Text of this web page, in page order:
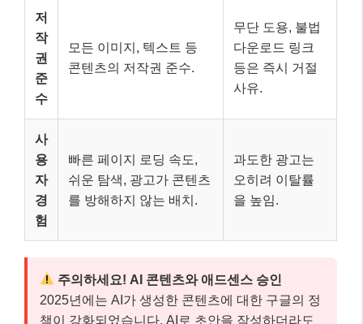
저
작
권
준
수
모든 이미지, 텍스트 등
콘텐츠의 저작권 준수.
무단 도용, 불법
다운로드 링크
등은 즉시 거절
사유.
사
용
자
경
험
빠른 페이지 로딩 속도,
쉬운 탐색, 광고가 콘텐츠
를 방해하지 않는 배치.
과도한 광고는
오히려 이탈률
을 높임.
주의하세요! AI 콘텐츠와 애드센스 승인
2025년에는 AI가 생성한 콘텐츠에 대한 구글의 정
책이 강화되었습니다. AI로 초안을 작성하더라도